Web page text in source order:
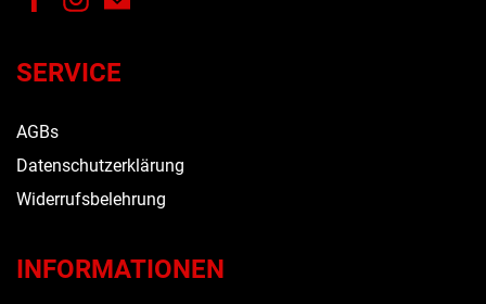
SERVICE
AGBs
Datenschutzerklärung
Widerrufsbelehrung
INFORMATIONEN